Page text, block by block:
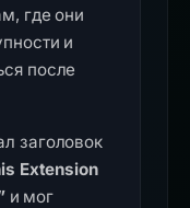
где они
и
после
заголовок
Extension
и мог